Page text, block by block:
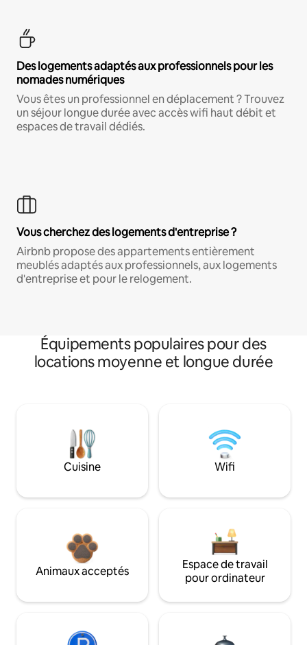
Des logements adaptés aux professionnels pour les
nomades numériques
Vous êtes un professionnel en déplacement ? Trouvez
un séjour longue durée avec accès wifi haut débit et
espaces de travail dédiés.
Vous cherchez des logements d'entreprise ?
Airbnb propose des appartements entièrement
meublés adaptés aux professionnels, aux logements
d'entreprise et pour le relogement.
Équipements populaires pour des
locations moyenne et longue durée
Cuisine Wifi
Animaux acceptés
Espace de travail
pour ordinateur